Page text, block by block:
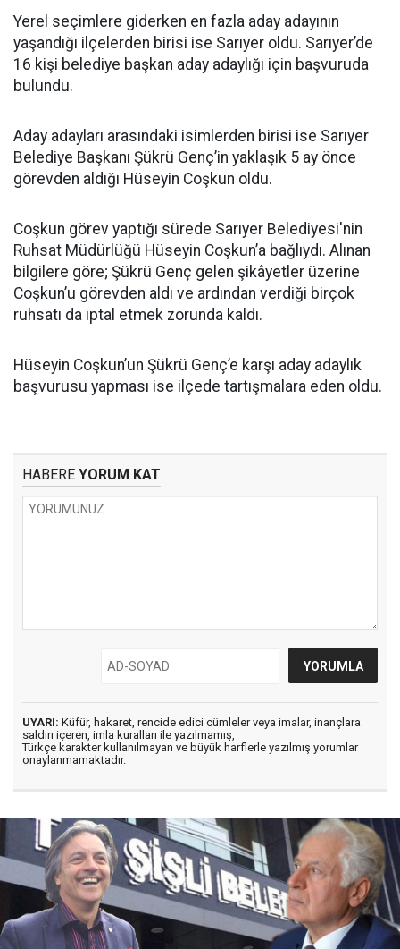
Yerel seçimlere giderken en fazla aday adayının
yaşandığı ilçelerden birisi ise Sarıyer oldu. Sarıyer’de
16 kişi belediye başkan aday adaylığı için başvuruda
bulundu.
Aday adayları arasındaki isimlerden birisi ise Sarıyer
Belediye Başkanı Şükrü Genç’in yaklaşık 5 ay önce
görevden aldığı Hüseyin Coşkun oldu.
Coşkun görev yaptığı sürede Sarıyer Belediyesi'nin
Ruhsat Müdürlüğü Hüseyin Coşkun’a bağlıydı. Alınan
bilgilere göre; Şükrü Genç gelen şikâyetler üzerine
Coşkun’u görevden aldı ve ardından verdiği birçok
ruhsatı da iptal etmek zorunda kaldı.
Hüseyin Coşkun’un Şükrü Genç’e karşı aday adaylık
başvurusu yapması ise ilçede tartışmalara eden oldu.
HABERE YORUM KAT
UYARI: Küfür, hakaret, rencide edici cümleler veya imalar, inançlara
saldırı içeren, imla kuralları ile yazılmamış,
Türkçe karakter kullanılmayan ve büyük harflerle yazılmış yorumlar
onaylanmamaktadır.